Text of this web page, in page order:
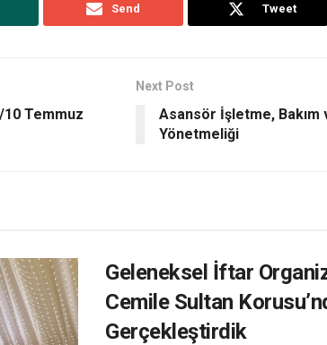
Send Tweet
Temmuz
Next Post
Asansör İşletme,
Yönetmeliği
Geleneksel İftar
Cemile Sultan
Gerçekleştirdik